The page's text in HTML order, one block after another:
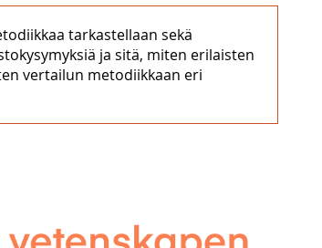
tarkastellaan sekä
ja sitä, miten erilaisten
vertailun metodiikkaan eri